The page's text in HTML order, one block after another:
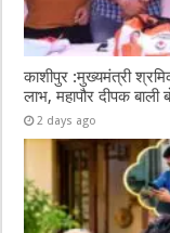
काशीपुर :मुख्यमंत्री
लाभ, महापौर दीपक बाली
2 days ago